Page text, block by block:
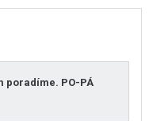
poradíme. PO-PÁ